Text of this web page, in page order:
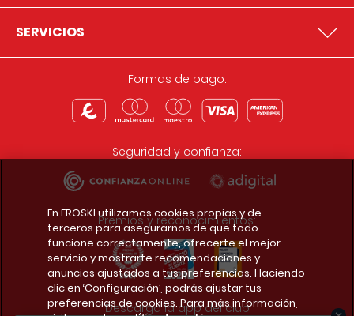
SERVICIOS
Formas de pago:
Seguridad y confianza:
Premios y reconocimientos:
Descarga la app del club
En EROSKI utilizamos cookies propias y de
terceros para asegurarnos de que todo
funcione correctamente, ofrecerte el mejor
servicio y mostrarte recomendaciones y
anuncios ajustados a tus preferencias. Haciendo
clic en ‘Configuración’, podrás ajustar tus
preferencias de cookies. Para más información,